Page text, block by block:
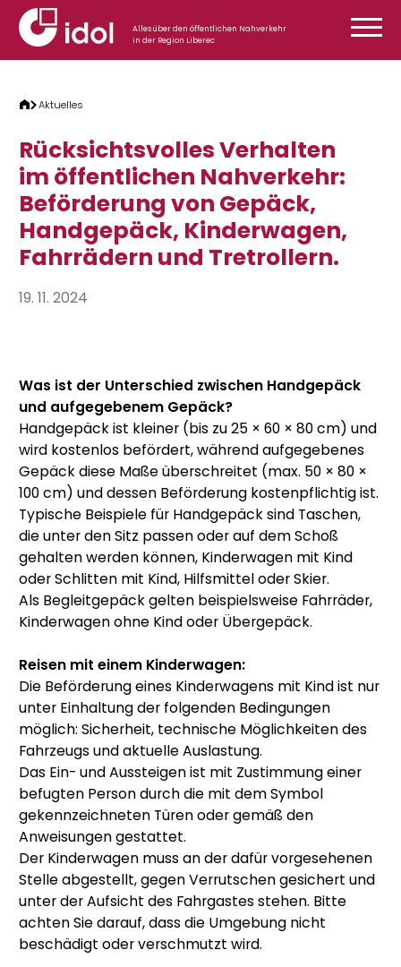
Zum Inhalt springen
Alles über den öffentlichen Nahverkehr
in der Region Liberec
Aktuelles
Rücksichtsvolles Verhalten
im öffentlichen Nahverkehr:
Beförderung von Gepäck,
Handgepäck, Kinderwagen,
Fahrrädern und Tretrollern.
19. 11. 2024
Was ist der Unterschied zwischen Handgepäck
und aufgegebenem Gepäck?
Handgepäck ist kleiner (bis zu 25 × 60 × 80 cm) und
wird kostenlos befördert, während aufgegebenes
Gepäck diese Maße überschreitet (max. 50 × 80 ×
100 cm) und dessen Beförderung kostenpflichtig ist.
Typische Beispiele für Handgepäck sind Taschen,
die unter den Sitz passen oder auf dem Schoß
gehalten werden können, Kinderwagen mit Kind
oder Schlitten mit Kind, Hilfsmittel oder Skier.
Als Begleitgepäck gelten beispielsweise Fahrräder,
Kinderwagen ohne Kind oder Übergepäck.
Reisen mit einem Kinderwagen:
Die Beförderung eines Kinderwagens mit Kind ist nur
unter Einhaltung der folgenden Bedingungen
möglich: Sicherheit, technische Möglichkeiten des
Fahrzeugs und aktuelle Auslastung.
Das Ein- und Aussteigen ist mit Zustimmung einer
befugten Person durch die mit dem Symbol
gekennzeichneten Türen oder gemäß den
Anweisungen gestattet.
Der Kinderwagen muss an der dafür vorgesehenen
Stelle abgestellt, gegen Verrutschen gesichert und
unter der Aufsicht des Fahrgastes stehen. Bitte
achten Sie darauf, dass die Umgebung nicht
beschädigt oder verschmutzt wird.